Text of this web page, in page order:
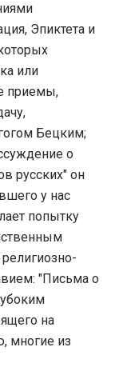
Эпиктета и
или
приемы,
Бецким;
о
русских" он
у нас
попытку
"Письма о
на
многие из